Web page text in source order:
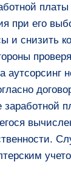
при его
и снизить
аутсорсинг